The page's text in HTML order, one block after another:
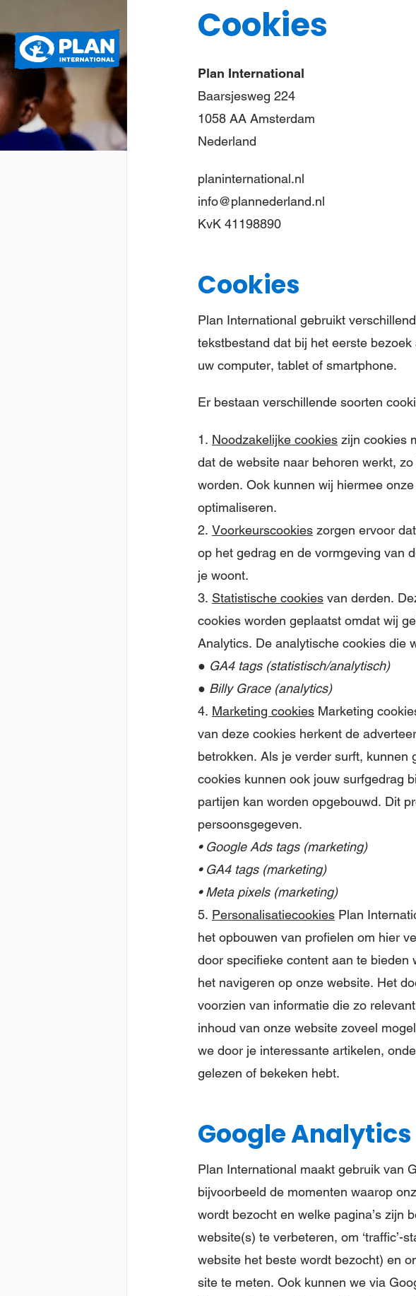
International
Cookies
Plan International
Baarsjesweg 224
1058 AA Amsterdam
Nederland
planinternational.nl
info@plannederland.nl
KvK 41198890
Cookies
Plan International gebruikt
tekstbestand dat bij het eerste
uw computer, tablet of smartphone.
Er bestaan verschillende soorten
1. Noodzakelijke cookies zijn cookies
dat de website naar behoren werkt,
worden. Ook kunnen wij hiermee
optimaliseren.
2. Voorkeurscookies zorgen ervoor
op het gedrag en de vormgeving van
je woont.
3. Statistische cookies van derden.
cookies worden geplaatst omdat wij
Analytics. De analytische cookies die
● GA4 tags (statistisch/analytisch)
● Billy Grace (analytics)
4. Marketing cookies Marketing
van deze cookies herkent de
betrokken. Als je verder surft,
cookies kunnen ook jouw surfgedrag
partijen kan worden opgebouwd. Dit
persoonsgegeven.
• Google Ads tags (marketing)
• GA4 tags (marketing)
• Meta pixels (marketing)
5. Personalisatiecookies Plan
het opbouwen van profielen om hier
door specifieke content aan te
het navigeren op onze website. Het
voorzien van informatie die zo
inhoud van onze website zoveel
we door je interessante artikelen,
gelezen of bekeken hebt.
Google Analytics
Plan International maakt gebruik van
bijvoorbeeld de momenten waarop
wordt bezocht en welke pagina’s zijn
website(s) te verbeteren, om
website het beste wordt bezocht) en
site te meten. Ook kunnen we via